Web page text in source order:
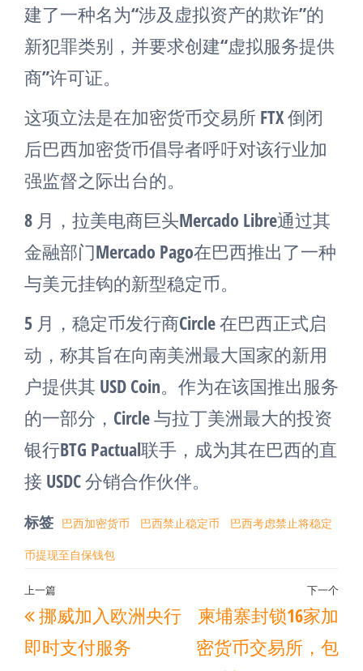
建了一种名为“涉及虚拟资产的欺诈”的
新犯罪类别，并要求创建“虚拟服务提供
商”许可证。
这项立法是在加密货币交易所 FTX 倒闭
后巴西加密货币倡导者呼吁对该行业加
强监督之际出台的。
8 月，拉美电商巨头Mercado Libre通过其
金融部门Mercado Pago在巴西推出了一种
与美元挂钩的新型稳定币。
5 月，稳定币发行商Circle 在巴西正式启
动，称其旨在向南美洲最大国家的新用
户提供其 USD Coin。作为在该国推出服务
的一部分，Circle 与拉丁美洲最大的投资
银行BTG Pactual联手，成为其在巴西的直
接 USDC 分销合作伙伴。
标签 巴西加密货币 巴西禁止稳定币 巴西考虑禁止将稳定
币提现至自保钱包
文
章
导
上
一
篇
上一篇
挪威加入欧洲央行
即时支付服务
下
篇
下一个
柬埔寨封锁16家加
密货币交易所，包